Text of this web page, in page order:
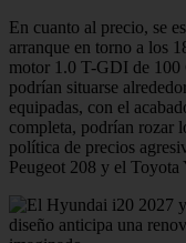
En cuanto al precio, se
arranque en torno a los
motor 1.0 T-GDI de 100
podrían situarse
equipadas, con el
completa, podrían rozar
política de precios
Peugeot 208 y el Toyota